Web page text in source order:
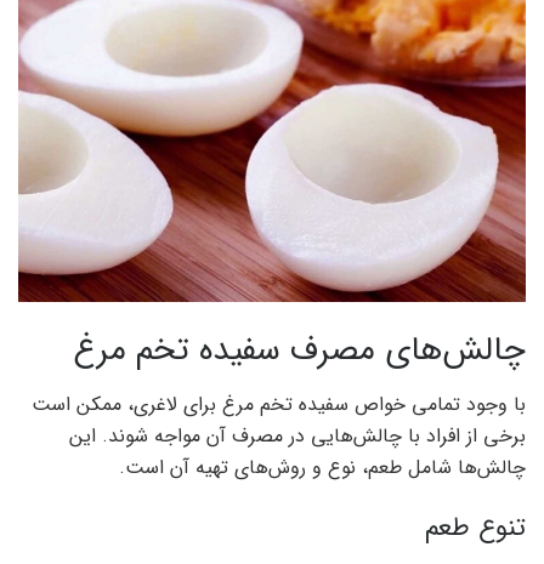
چالش‌های مصرف سفیده تخم مرغ
با وجود تمامی خواص سفیده تخم مرغ برای لاغری، ممکن است
برخی از افراد با چالش‌هایی در مصرف آن مواجه شوند. این
چالش‌ها شامل طعم، نوع و روش‌های تهیه آن است.
تنوع طعم